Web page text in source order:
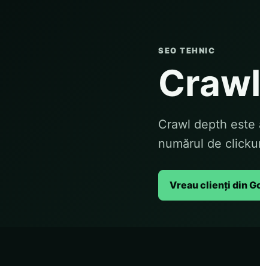
SEO TEHNIC
Crawl depth este
numărul de
Vreau clienți din